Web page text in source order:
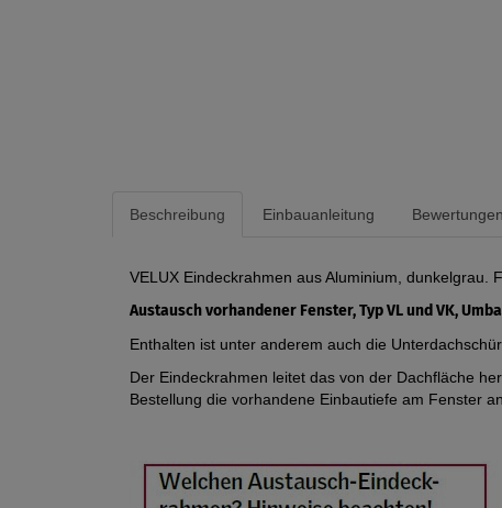
Beschreibung Einbauanleitung Bewertungen
VELUX Eindeckrahmen aus Aluminium, dunkelgrau.
Austausch vorhandener Fenster, Typ VL und VK,
Enthalten ist unter anderem auch die
Der Eindeckrahmen leitet das von der Dachfläche
Bestellung die vorhandene Einbautiefe am Fenster